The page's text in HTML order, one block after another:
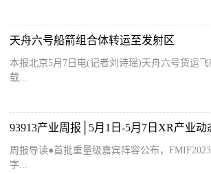
天舟六号船箭组合体转运至发射区
本报北京5月7日电(记者刘诗瑶)天舟六号货运
载...
93913产业周报│5月1日-5月7日XR产业动
周报导读●首批重量级嘉宾阵容公布，
字...